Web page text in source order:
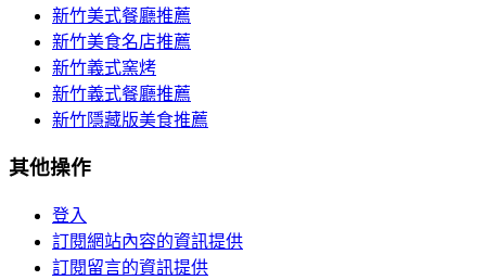
新竹美式餐廳推薦
新竹美食名店推薦
新竹義式窯烤
新竹義式餐廳推薦
新竹隱藏版美食推薦
其他操作
登入
訂閱網站內容的資訊提供
訂閱留言的資訊提供